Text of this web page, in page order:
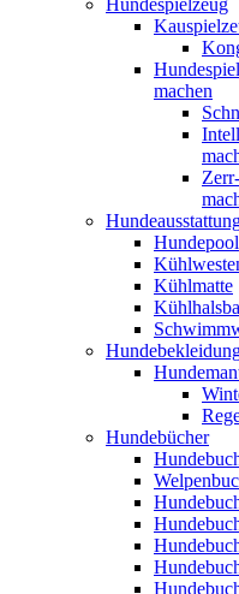
Hundespielzeug
machen
Hundepool
Kühlmatte
Hundebücher